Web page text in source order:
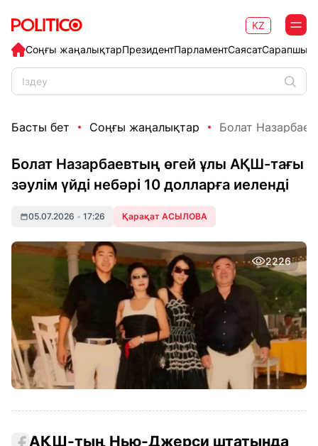
Соңғы жаңалықтарПрезидентПарламентСаясат
KZ
Басты бет Соңғы жаңалықтар Болат
Болат Назарбаевтың өгей ұлы АҚШ-тағы
зәулім үйді небәрі 10 долларға иеленді
05.07.2026 • 17:26 Қарақат АСЫЛОВА
2226
АҚШ-тың Нью-Джерси штатында